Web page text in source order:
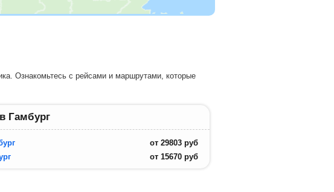
Ознакомьтесь с рейсами и маршрутами, которые
Гамбург
от 29803 руб
от 15670 руб